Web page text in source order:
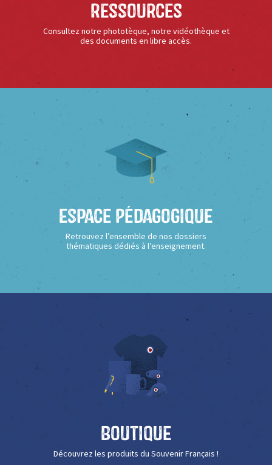
Ressources
Consultez notre phototèque, notre vidéothèque et
des documents en libre accès.
Espace Pédagogique
Retrouvez l’ensemble de nos dossiers
thématiques dédiés à l’enseignement.
Boutique
Découvrez les produits du Souvenir Français !